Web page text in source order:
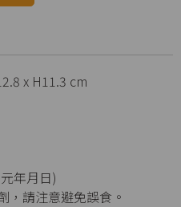
x H11.3 cm
年月日)
，請注意避免誤食。